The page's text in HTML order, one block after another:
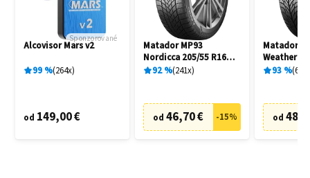
Sponzorované
Alcovisor Mars v2
99% 264x
od 149,00 €
Matador MP93
Nordicca 205/55 R16
91H
92% 241x
od 46,70 € -15%
Matador
Weather
R16 91H
93% 69
od